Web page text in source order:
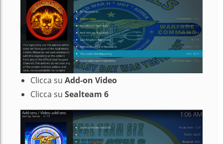
Clicca su Add-on Video
Clicca su Sealteam 6